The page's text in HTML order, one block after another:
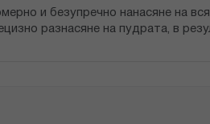
и безупречно нанасяне на
разнасяне на пудрата, в